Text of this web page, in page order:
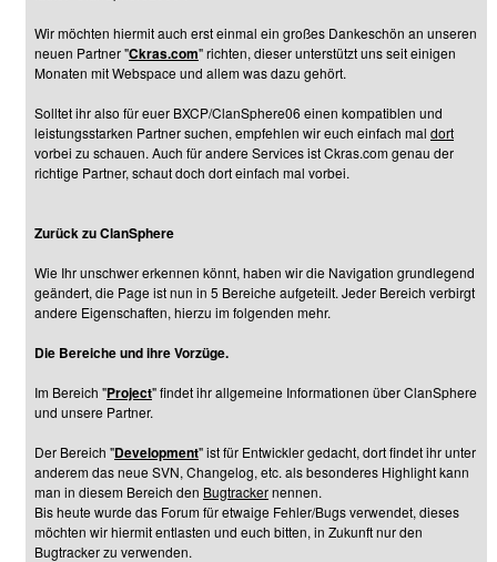
Wir möchten hiermit auch erst einmal ein großes Dankeschön an unseren
neuen Partner "Ckras.com" richten, dieser unterstützt uns seit einigen
Monaten mit Webspace und allem was dazu gehört.
Solltet ihr also für euer BXCP/ClanSphere06 einen kompatiblen und
leistungsstarken Partner suchen, empfehlen wir euch einfach mal dort
vorbei zu schauen. Auch für andere Services ist Ckras.com genau der
richtige Partner, schaut doch dort einfach mal vorbei.
Zurück zu ClanSphere
Wie Ihr unschwer erkennen könnt, haben wir die Navigation grundlegend
geändert, die Page ist nun in 5 Bereiche aufgeteilt. Jeder Bereich verbirgt
andere Eigenschaften, hierzu im folgenden mehr.
Die Bereiche und ihre Vorzüge.
Im Bereich "Project" findet ihr allgemeine Informationen über ClanSphere
und unsere Partner.
Der Bereich "Development" ist für Entwickler gedacht, dort findet ihr unter
anderem das neue SVN, Changelog, etc. als besonderes Highlight kann
man in diesem Bereich den Bugtrackernennen.
Bis heute wurde das Forum für etwaige Fehler/Bugs verwendet, dieses
möchten wir hiermit entlasten und euch bitten, in Zukunft nur den
Bugtracker zu verwenden.